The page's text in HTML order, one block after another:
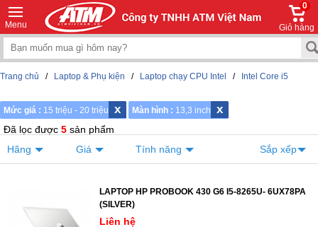
Menu
0
Giỏ hàng
Trang chủ / Laptop & Phụ kiện / Laptop chạy CPU Intel / Intel Core i5
Mức giá : 15 triệu - 20 triệu x Màn hình : 13,3 inch x
Đã lọc được 5 sản phẩm
Hãng
Giá Tính năng Sắp xếp
LAPTOP HP PROBOOK 430 G6 I5-8265U- 6UX78PA
(SILVER)
Liên hệ